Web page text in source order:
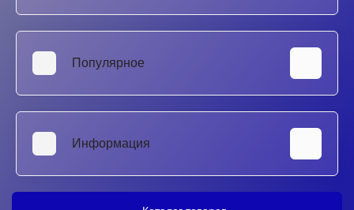
Популярное
Клавиатуры для ноутбуков
Блоки питания для ноутбуков
Информация